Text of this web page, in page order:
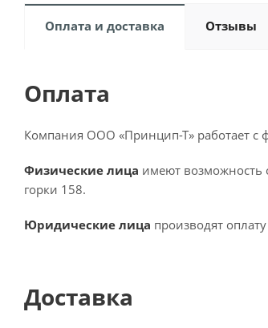
Оплата и доставка Отзывы
Оплата
Компания ООО «Принцип-Т» работает
Физические лица имеют возможность
горки 158.
Юридические лица производят
Доставка